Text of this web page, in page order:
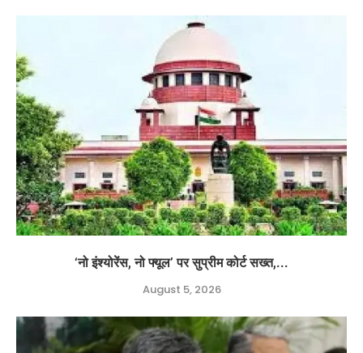
‘नो इंश्योरेंस, नो फ्यूल’ पर सुप्रीम कोर्ट सख्त,...
August 5, 2026